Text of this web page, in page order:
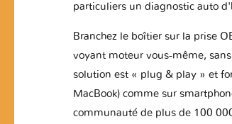
particuliers un diagnostic auto
Branchez le boîtier sur la prise
voyant moteur vous-même,
solution est « plug & play » et
MacBook) comme sur
communauté de plus de 100